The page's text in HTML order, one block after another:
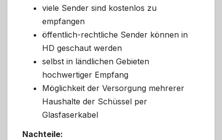
viele Sender sind kostenlos zu
empfangen
öffentlich-rechtliche Sender können in
HD geschaut werden
selbst in ländlichen Gebieten
hochwertiger Empfang
Möglichkeit der Versorgung mehrerer
Haushalte der Schüssel per
Glasfaserkabel
Nachteile: